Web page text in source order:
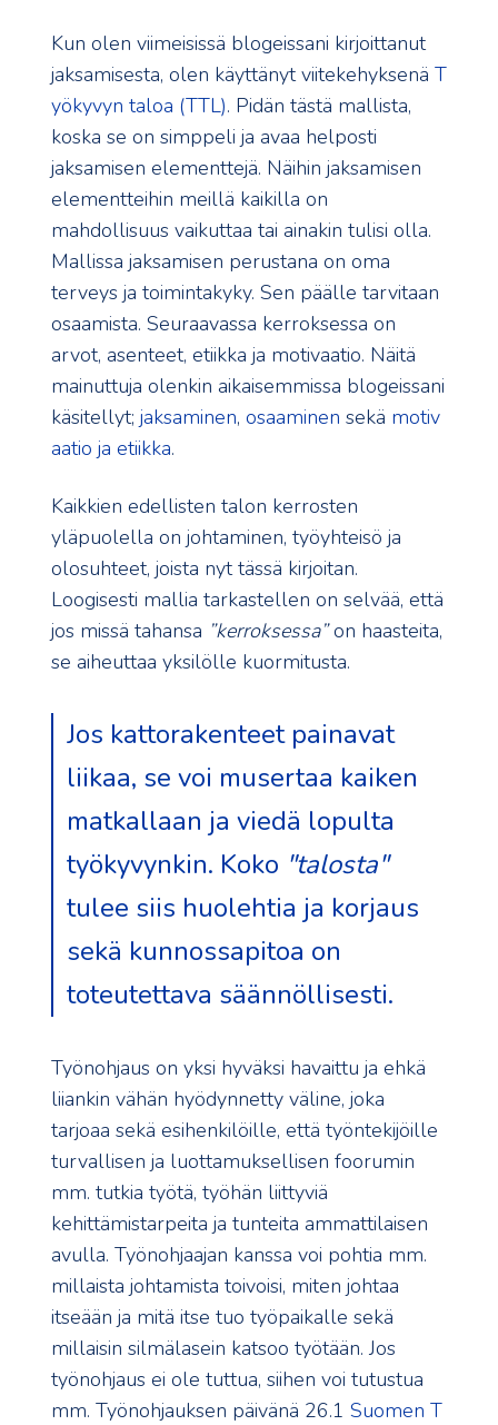
Kun olen viimeisissä blogeissani kirjoittanut
jaksamisesta, olen käyttänyt viitekehyksenä T
yökyvyn taloa (TTL). Pidän tästä mallista,
koska se on simppeli ja avaa helposti
jaksamisen elementtejä. Näihin jaksamisen
elementteihin meillä kaikilla on
mahdollisuus vaikuttaa tai ainakin tulisi olla.
Mallissa jaksamisen perustana on oma
terveys ja toimintakyky. Sen päälle tarvitaan
osaamista. Seuraavassa kerroksessa on
arvot, asenteet, etiikka ja motivaatio. Näitä
mainuttuja olenkin aikaisemmissa blogeissani
käsitellyt; jaksaminen, osaaminen sekä motiv
aatio ja etiikka.
Kaikkien edellisten talon kerrosten
yläpuolella on johtaminen, työyhteisö ja
olosuhteet, joista nyt tässä kirjoitan.
Loogisesti mallia tarkastellen on selvää, että
jos missä tahansa ”kerroksessa”on haasteita,
se aiheuttaa yksilölle kuormitusta.
Jos kattorakenteet painavat
liikaa, se voi musertaa kaiken
matkallaan ja viedä lopulta
työkyvynkin. Koko "talosta"
tulee siis huolehtia ja korjaus
sekä kunnossapitoa on
toteutettava säännöllisesti.
Työnohjaus on yksi hyväksi havaittu ja ehkä
liiankin vähän hyödynnetty väline, joka
tarjoaa sekä esihenkilöille, että työntekijöille
turvallisen ja luottamuksellisen foorumin
mm. tutkia työtä, työhän liittyviä
kehittämistarpeita ja tunteita ammattilaisen
avulla. Työnohjaajan kanssa voi pohtia mm.
millaista johtamista toivoisi, miten johtaa
itseään ja mitä itse tuo työpaikalle sekä
millaisin silmälasein katsoo työtään. Jos
työnohjaus ei ole tuttua, siihen voi tutustua
mm. Työnohjauksen päivänä 26.1 Suomen T